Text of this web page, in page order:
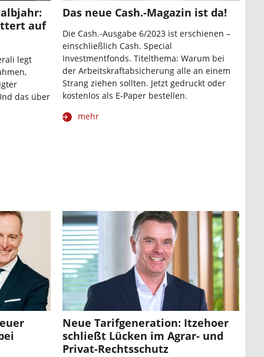
auf
legt
das über
Das neue Cash.-Magazin ist da!
Die Cash.-Ausgabe 6/2023 ist erschienen –
einschließlich Cash. Special
Investmentfonds. Titelthema: Warum bei
der Arbeitskraftabsicherung alle an einem
Strang ziehen sollten. Jetzt gedruckt oder
kostenlos als E-Paper bestellen.
mehr
Neue Tarifgeneration: Itzehoer
schließt Lücken im Agrar- und
Privat-Rechtsschutz